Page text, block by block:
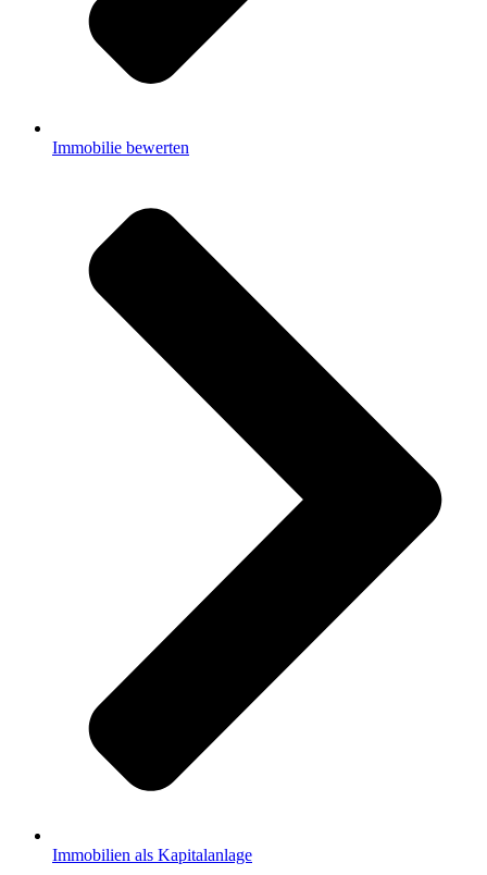
Immobilie bewerten
Immobilien als Kapitalanlage